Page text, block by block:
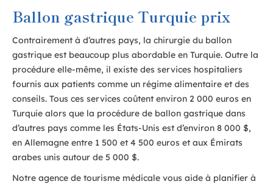
Ballon gastrique Turquie prix
Contrairement à d’autres pays, la chirurgie du ballon
gastrique est beaucoup plus abordable en Turquie. Outre la
procédure elle-même, il existe des services hospitaliers
fournis aux patients comme un régime alimentaire et des
conseils. Tous ces services coûtent environ 2 000 euros en
Turquie alors que la procédure de ballon gastrique dans
d’autres pays comme les États-Unis est d’environ 8 000 $,
en Allemagne entre 1 500 et 4 500 euros et aux Émirats
arabes unis autour de 5 000 $.
Notre agence de tourisme médicale vous aide à planifier à